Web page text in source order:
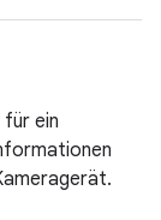
ein